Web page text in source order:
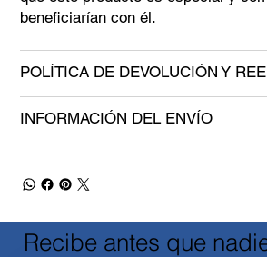
beneficiarían con él.
POLÍTICA DE DEVOLUCIÓN Y
INFORMACIÓN DEL ENVÍO
Recibe antes que